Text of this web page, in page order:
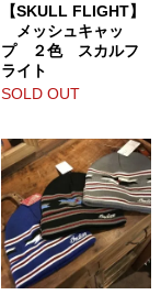
【SKULL FLIGHT】
メッシュキャッ
プ ２色 スカルフ
ライト
SOLD OUT